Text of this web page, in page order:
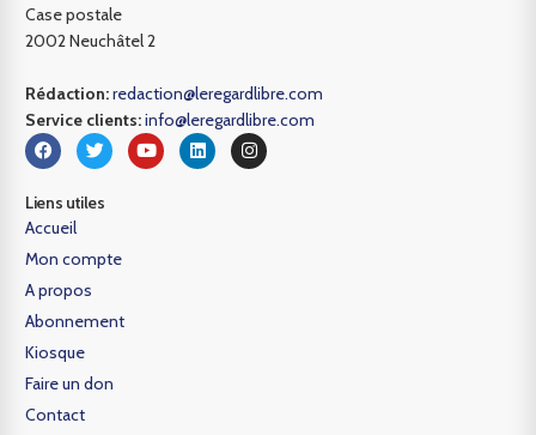
Case postale
2002 Neuchâtel 2
Rédaction:redaction@leregardlibre.com
Service clients:info@leregardlibre.com
Liens utiles
Accueil
Mon compte
A propos
Abonnement
Kiosque
Faire un don
Contact